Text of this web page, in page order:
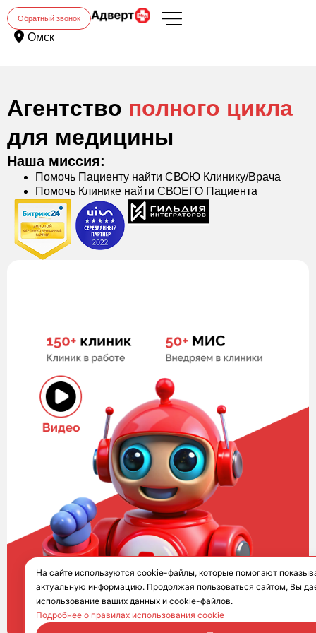
Обратный звонок
Омск
Агентство полного цикла
для медицины
Наша миссия:
Помочь Пациенту найти СВОЮ Клинику/Врача
Помочь Клинике найти СВОЕГО Пациента
На сайте используются cookie-файлы, которые помогают
актуальную информацию. Продолжая пользоваться сайтом, Вы
использование ваших данных и cookie-файлов.
Подробнее о правилах использования cookie